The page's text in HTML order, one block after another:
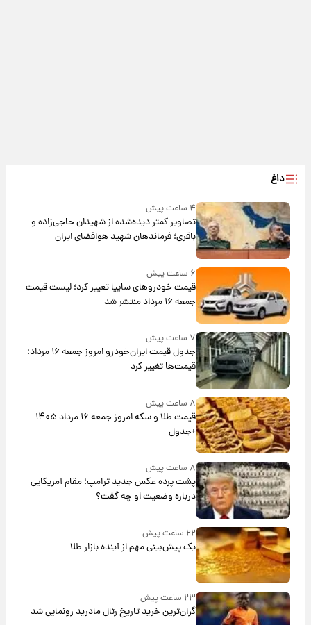
داغ
۴ ساعت پیش
تصاویر کمتر دیده‌شده از شهیدان حاجی‌زاده و
باقری؛ فرماندهان شهید هوافضای ایران
۶ ساعت پیش
قیمت خودروهای سایپا تغییر کرد؛ لیست قیمت
جمعه ۱۶ مرداد منتشر شد
۷ ساعت پیش
جدول قیمت ایران‌خودرو امروز جمعه ۱۶ مرداد؛
قیمت‌ها تغییر کرد
۸ ساعت پیش
قیمت طلا و سکه امروز جمعه ۱۶ مرداد ۱۴۰۵
+جدول
۸ ساعت پیش
پشت پرده عکس جدید ترامپ؛ مقام آمریکایی
درباره وضعیت او چه گفت؟
۲۲ ساعت پیش
یک پیش‌بینی مهم از آینده بازار طلا
۲۳ ساعت پیش
گران‌ترین خرید تاریخ رئال مادرید رونمایی شد